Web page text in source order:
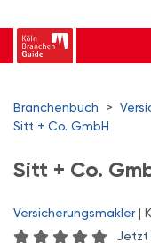
Branchenbuch >
Sitt + Co. GmbH
Sitt + Co.
Versicherungsmakler|
Jetzt